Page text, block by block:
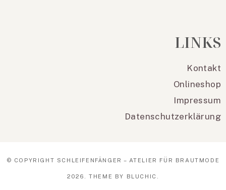
LINKS
Kontakt
Onlineshop
Impressum
Datenschutzerklärung
© COPYRIGHT SCHLEIFENFÄNGER – ATELIER FÜR BRAUTMODE
2026 . THEME BY BLUCHIC .